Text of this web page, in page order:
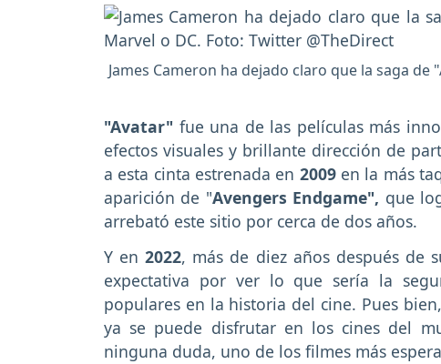
James Cameron ha dejado claro que la saga
"Avatar" fue una de las películas más
efectos visuales y brillante dirección de
a esta cinta estrenada en 2009en la más
aparición de "Avengers Endgame", que
arrebató este sitio por cerca de dos años.
Y en2022, más de diez años después de
expectativa por ver lo que sería la
populares en la historia del cine. Pues
ya se puede disfrutar en los cines del
ninguna duda, uno de los filmes más